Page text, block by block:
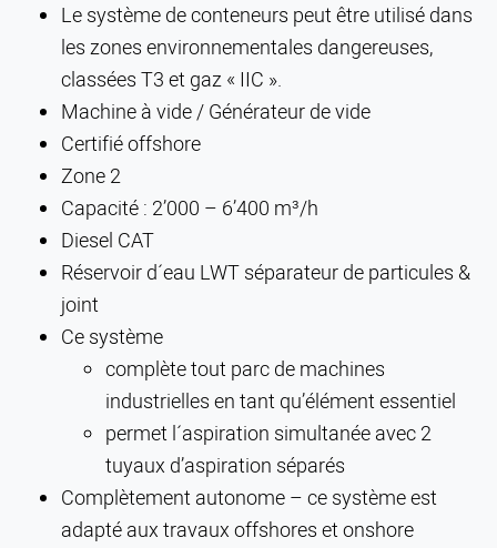
Le système de conteneurs peut être utilisé dans
les zones environnementales dangereuses,
classées T3 et gaz « IIC ».
Machine à vide / Générateur de vide
Certifié offshore
Zone 2
Capacité : 2’000 – 6’400 m³/h
Diesel CAT
Réservoir d´eau LWT séparateur de particules &
joint
Ce système
complète tout parc de machines
industrielles en tant qu’élément essentiel
permet l´aspiration simultanée avec 2
tuyaux d’aspiration séparés
Complètement autonome – ce système est
adapté aux travaux offshores et onshore